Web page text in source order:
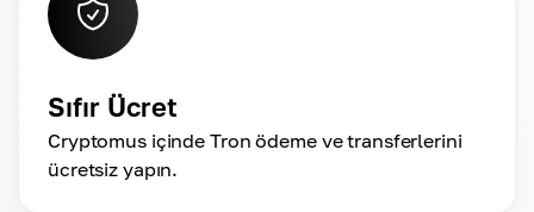
Sıfır Ücret
Cryptomus içinde Tron ödeme ve transferlerini
ücretsiz yapın.